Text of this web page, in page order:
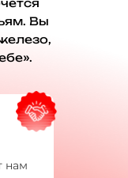
Вы
нам